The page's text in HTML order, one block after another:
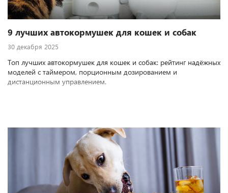
9 лучших автокормушек для кошек и собак
30 декабря 2025
Топ лучших автокормушек для кошек и собак: рейтинг надёжных
моделей с таймером, порционным дозированием и
дистанционным управлением.